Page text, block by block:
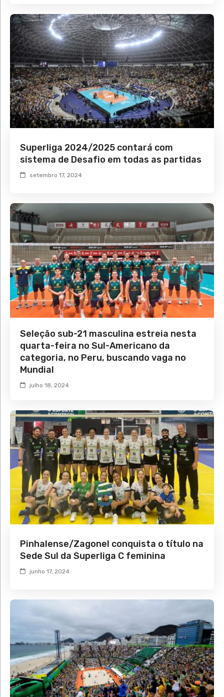
Superliga 2024/2025 contará com
sistema de Desafio em todas as partidas
setembro 17, 2024
Seleção sub-21 masculina estreia nesta
quarta-feira no Sul-Americano da
categoria, no Peru, buscando vaga no
Mundial
julho 18, 2024
Pinhalense/Zagonel conquista o título na
Sede Sul da Superliga C feminina
junho 17, 2024